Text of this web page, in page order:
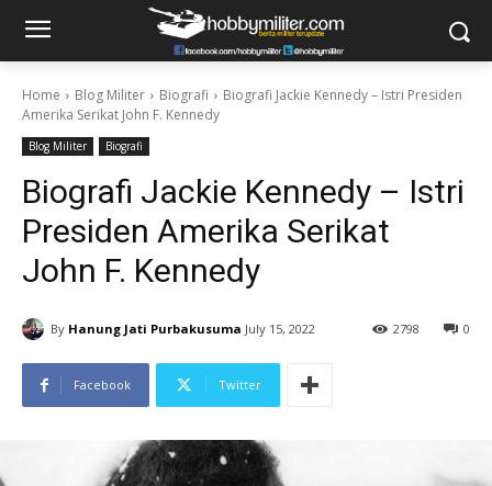
Home Blog Militer Biografi
Biografi Jackie Kennedy – Istri Presiden
Amerika Serikat John F. Kennedy
Blog Militer Biografi
Biografi Jackie Kennedy – Istri
Presiden Amerika Serikat
John F. Kennedy
By Hanung Jati Purbakusuma July 15, 2022 0
2798
Facebook Twitter